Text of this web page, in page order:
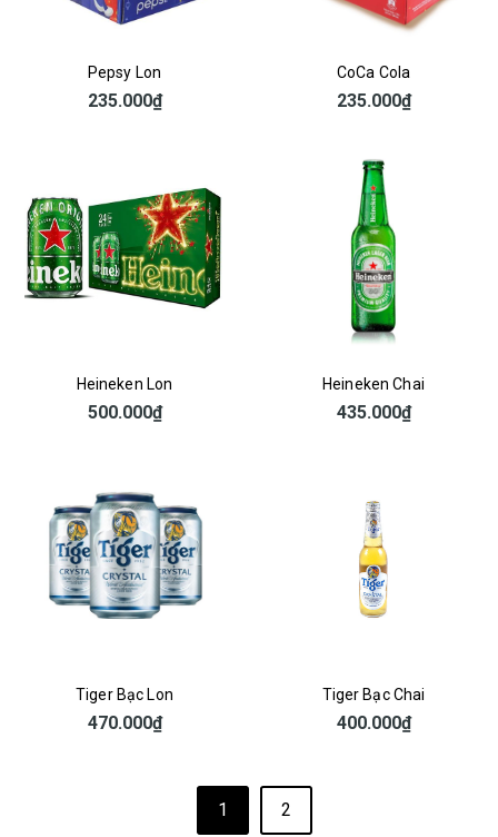
Pepsy Lon
235.000₫
CoCa Cola
235.000₫
Heineken Lon
500.000₫
Heineken Chai
435.000₫
Tiger Bạc Lon
470.000₫
Tiger Bạc Chai
400.000₫
1 2